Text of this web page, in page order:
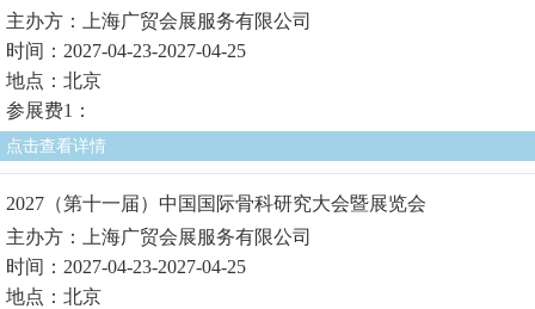
主办方：上海广贸会展服务有限公司
时间：2027-04-23-2027-04-25
地点：北京
参展费1：
点击查看详情
2027（第十一届）中国国际骨科研究大会暨展览会
主办方：上海广贸会展服务有限公司
时间：2027-04-23-2027-04-25
地点：北京